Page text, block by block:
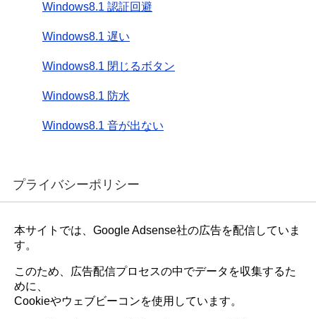
Windows8.1 認証回避
Windows8.1 遅い
Windows8.1 閉じるボタン
Windows8.1 防水
Windows8.1 音が出ない
プライバシーポリシー
本サイトでは、Google Adsense社の広告を配信していま
す。
このため、広告配信プロセスの中でデータを収集するた
めに、
Cookieやウェブビーコンを使用しています。